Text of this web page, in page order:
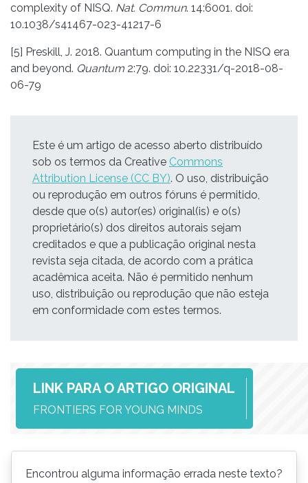
complexity of NISQ. Nat. Commun. 14:6001. doi:
10.1038/s41467-023-41217-6
[5] Preskill, J. 2018. Quantum computing in the NISQ era
and beyond. Quantum 2:79. doi: 10.22331/q-2018-08-
06-79
Este é um artigo de acesso aberto distribuído
sob os termos da Creative Commons
Attribution License (CC BY). O uso, distribuição
ou reprodução em outros fóruns é permitido,
desde que o(s) autor(es) original(is) e o(s)
proprietário(s) dos direitos autorais sejam
creditados e que a publicação original nesta
revista seja citada, de acordo com a prática
acadêmica aceita. Não é permitido nenhum
uso, distribuição ou reprodução que não esteja
em conformidade com estes termos.
LINK PARA O ARTIGO ORIGINAL
FRONTIERS FOR YOUNG MINDS
Encontrou alguma informação errada neste texto?